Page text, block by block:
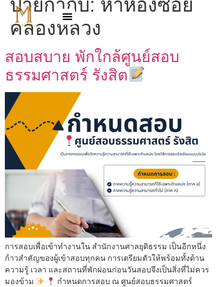
ป้ายกำกับ: หาห้องซอย
คลองหลวง
สอบสบาย พักใกล้ศูนย์สอบ
ธรรมศาสตร์ รังสิต
การสอบเพื่อเข้าทำงานใน สำนักงานศาลยุติธรรม เป็นอีกหนึ่ง
ก้าวสำคัญของผู้เข้าสอบทุกคน การเตรียมตัวให้พร้อมทั้งด้าน
ความรู้ เวลา และสถานที่พักผ่อนก่อนวันสอบจึงเป็นสิ่งที่ไม่ควร
มองข้าม
กำหนดการสอบ ณ ศูนย์สอบธรรมศาสตร์